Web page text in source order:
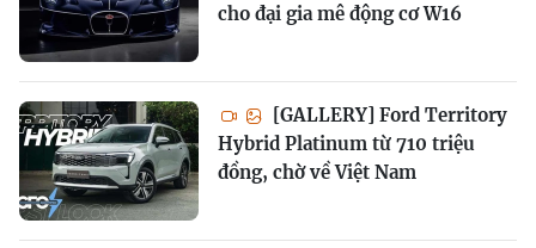
cho đại gia mê động cơ W16
[GALLERY] Ford Territory
Hybrid Platinum từ 710 triệu
đồng, chờ về Việt Nam